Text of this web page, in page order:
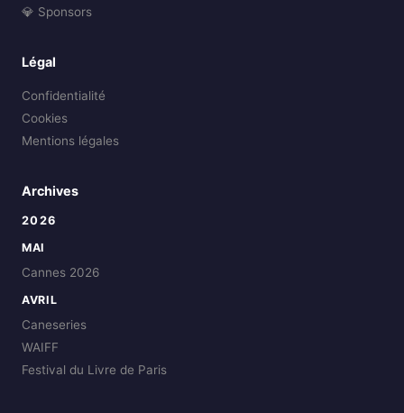
💎 Sponsors
Légal
Confidentialité
Cookies
Mentions légales
Archives
2026
MAI
Cannes 2026
AVRIL
Caneseries
WAIFF
Festival du Livre de Paris